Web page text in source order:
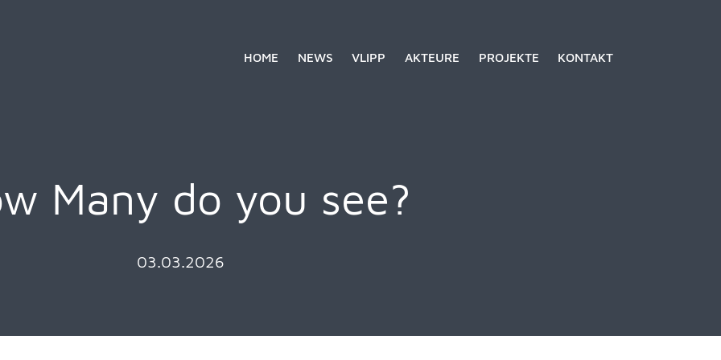
HOME NEWS VLIPP AKTEURE PROJEKTE KONTAKT
Many do you see?
03.03.2026